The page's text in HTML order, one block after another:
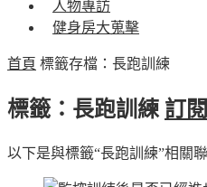
人物專訪
健身房大蒐擊
首頁 標籤存檔：長跑訓練
標籤：長跑訓練 訂
以下是與標籤“長跑訓練”相關